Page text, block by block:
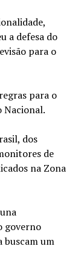
a defesa do
para o
para o
Nacional.
dos
de
na Zona
governo
buscam um